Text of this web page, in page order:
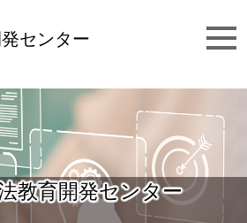
センター
教育開発センター